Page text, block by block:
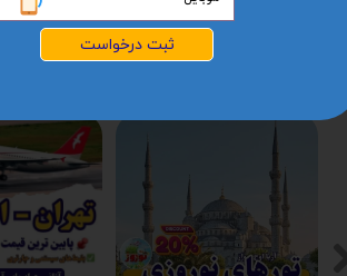
هفت تیر ، روبروی
ژست، طبقه 2 ، واحد 6ثبت درخواست